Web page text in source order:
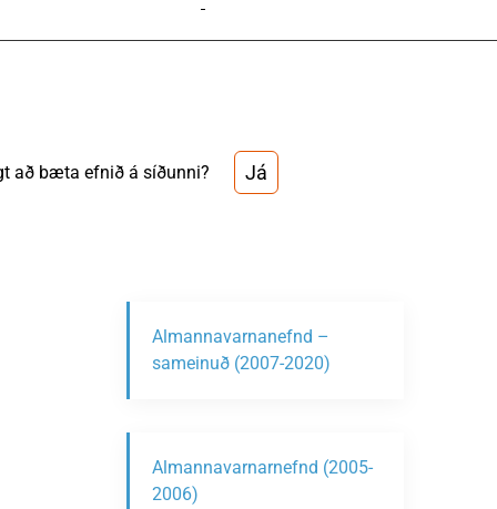
að bæta efnið á síðunni? Já
Almannavarnanefnd –
sameinuð (2007-2020)
Almannavarnarnefnd (2005-
2006)